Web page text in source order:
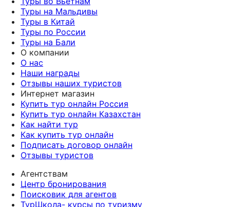
Туры на Мальдивы
Туры в Китай
Туры по России
Туры на Бали
О компании
О нас
Наши награды
Отзывы наших туристов
Интернет магазин
Купить тур онлайн Россия
Купить тур онлайн Казахстан
Как найти тур
Как купить тур онлайн
Подписать договор онлайн
Отзывы туристов
Агентствам
Центр бронирования
Поисковик для агентов
ТурШкола- курсы по туризму